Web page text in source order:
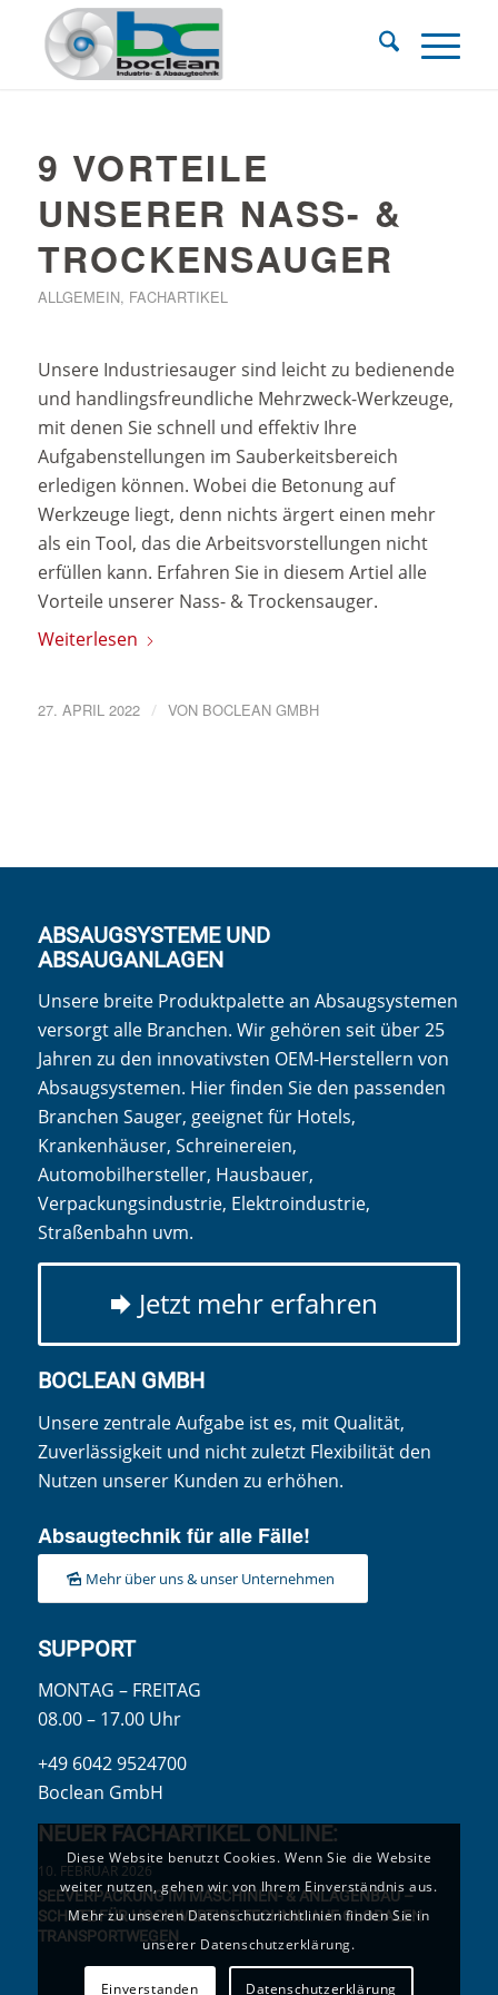
9 VORTEILE
UNSERER NASS- &
TROCKENSAUGER
ALLGEMEIN, FACHARTIKEL
Unsere Industriesauger sind leicht zu bedienende
und handlingsfreundliche Mehrzweck-Werkzeuge,
mit denen Sie schnell und effektiv Ihre
Aufgabenstellungen im Sauberkeitsbereich
erledigen können. Wobei die Betonung auf
Werkzeuge liegt, denn nichts ärgert einen mehr
als ein Tool, das die Arbeitsvorstellungen nicht
erfüllen kann. Erfahren Sie in diesem Artiel alle
Vorteile unserer Nass- & Trockensauger.
Weiterlesen
27. APRIL 2022 / VON BOCLEAN GMBH
ABSAUGSYSTEME UND
ABSAUGANLAGEN
Unsere breite Produktpalette an Absaugsystemen
versorgt alle Branchen. Wir gehören seit über 25
Jahren zu den innovativsten OEM-Herstellern von
Absaugsystemen. Hier finden Sie den passenden
Branchen Sauger, geeignet für Hotels,
Krankenhäuser, Schreinereien,
Automobilhersteller, Hausbauer,
Verpackungsindustrie, Elektroindustrie,
Straßenbahn uvm.
Jetzt mehr erfahren
BOCLEAN GMBH
Unsere zentrale Aufgabe ist es, mit Qualität,
Zuverlässigkeit und nicht zuletzt Flexibilität den
Nutzen unserer Kunden zu erhöhen.
Absaugtechnik für alle Fälle!
Mehr über uns & unser Unternehmen
SUPPORT
MONTAG – FREITAG
08.00 – 17.00 Uhr
+49 6042 9524700
Boclean GmbH
NEUER FACHARTIKEL ONLINE:
10. FEBRUAR 2026
SEEVERPACKUNG IM MASCHINEN- & ANLAGENBAU –
SCHUTZ FÜR HOCHWERTIGE TECHNIK AUF GLOBALEN
TRANSPORTWEGEN
Diese Website benutzt Cookies. Wenn Sie die Website
weiter nutzen, gehen wir von Ihrem Einverständnis aus.
Mehr zu unseren Datenschutzrichtlinien finden Sie in
unserer Datenschutzerklärung.
Einverstanden Datenschutzerklärung